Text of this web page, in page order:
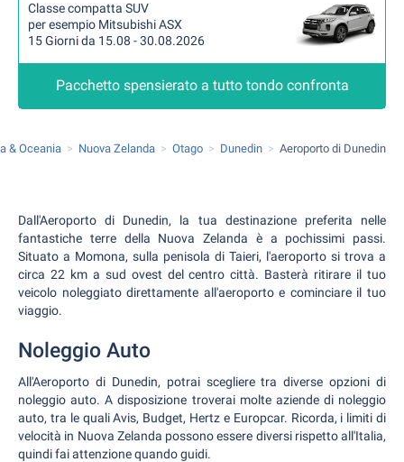
Classe compatta SUV
per esempio Mitsubishi ASX
15 Giorni da 15.08 - 30.08.2026
Pacchetto spensierato a tutto tondo confronta
& Oceania Nuova Zelanda Otago Dunedin Aeroporto di Dunedin
Dall'Aeroporto di Dunedin, la tua destinazione preferita nelle
fantastiche terre della Nuova Zelanda è a pochissimi passi.
Situato a Momona, sulla penisola di Taieri, l'aeroporto si trova a
circa 22 km a sud ovest del centro città. Basterà ritirare il tuo
veicolo noleggiato direttamente all'aeroporto e cominciare il tuo
viaggio.
Noleggio Auto
All'Aeroporto di Dunedin, potrai scegliere tra diverse opzioni di
noleggio auto. A disposizione troverai molte aziende di noleggio
auto, tra le quali Avis, Budget, Hertz e Europcar. Ricorda, i limiti di
velocità in Nuova Zelanda possono essere diversi rispetto all'Italia,
quindi fai attenzione quando guidi.